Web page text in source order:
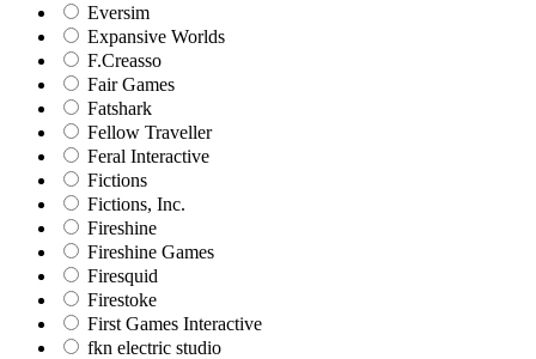
Eversim
Expansive Worlds
F.Creasso
Fair Games
Fatshark
Fellow Traveller
Feral Interactive
Fictions
Fictions, Inc.
Fireshine
Fireshine Games
Firesquid
Firestoke
First Games Interactive
fkn electric studio